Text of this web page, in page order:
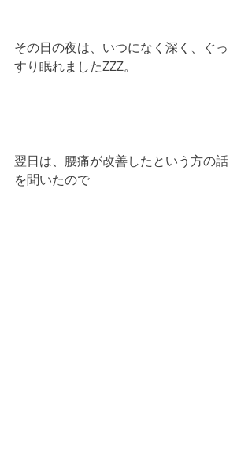
その日の夜は、いつになく深く、ぐっ
すり眠れましたZZZ。
翌日は、腰痛が改善したという方の話
を聞いたので